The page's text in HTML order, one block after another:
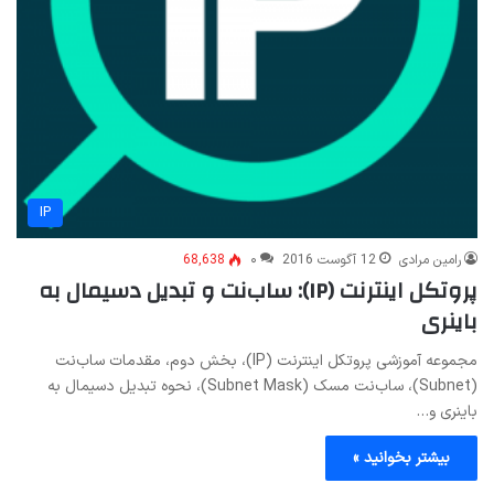
IP
رامین مرادی 12 آگوست 2016 ۰ 68,638
پروتکل اینترنت (IP): ساب‌نت و تبدیل دسیمال به
باینری
مجموعه آموزشی پروتکل اینترنت (IP)، بخش دوم، مقدمات ساب‌نت
(Subnet)، ساب‌نت مسک (Subnet Mask)، نحوه تبدیل دسیمال به
باینری و…
بیشتر بخوانید »